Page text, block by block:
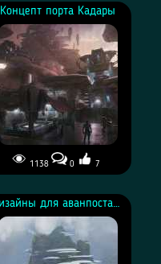
Концепт порта Кадары
1138 0 7
Дизайны для аванпоста на Эйе | Город на скале